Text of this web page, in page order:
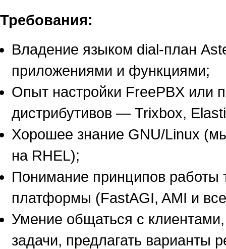
Требования:
Владение языком dial-план
приложениями и функциями;
Опыт настройки FreePBX или
дистрибутивов — Trixbox,
Хорошее знание GNU/Linux
на RHEL);
Понимание принципов работы
платформы (FastAGI, AMI и
Умение общаться с
задачи, предлагать варианты